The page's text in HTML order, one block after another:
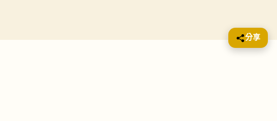
分享